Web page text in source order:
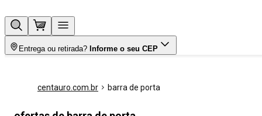
Entrega ou retirada? Informe o seu CEP
centauro.com.br barra de porta